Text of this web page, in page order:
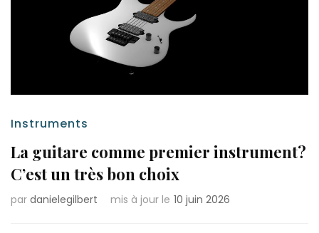
Instruments
La guitare comme premier instrument?
C’est un très bon choix
par danielegilbert mis à jour le 10 juin 2026